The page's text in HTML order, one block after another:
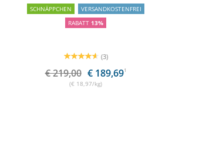
SCHNÄPPCHEN
VERSANDKOSTENFREI
RABATT 13%
(3)
€ 219,00 € 189,691
(€ 18,97/kg)